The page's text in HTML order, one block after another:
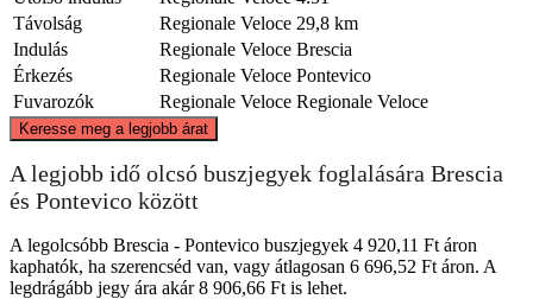
Távolság
Regionale Veloce 29,8 km
Indulás
Regionale Veloce Brescia
Érkezés
Regionale Veloce Pontevico
Fuvarozók
Regionale Veloce Regionale Veloce
Keresse meg a legjobb árat
©CARTO, ©OpenStreetMapcontributors
A legjobb idő olcsó buszjegyek foglalására Brescia
és Pontevico között
A legolcsóbb Brescia - Pontevico buszjegyek 4 920,11 Ft áron
kaphatók, ha szerencséd van, vagy átlagosan 6 696,52 Ft áron. A
legdrágább jegy ára akár 8 906,66 Ft is lehet.